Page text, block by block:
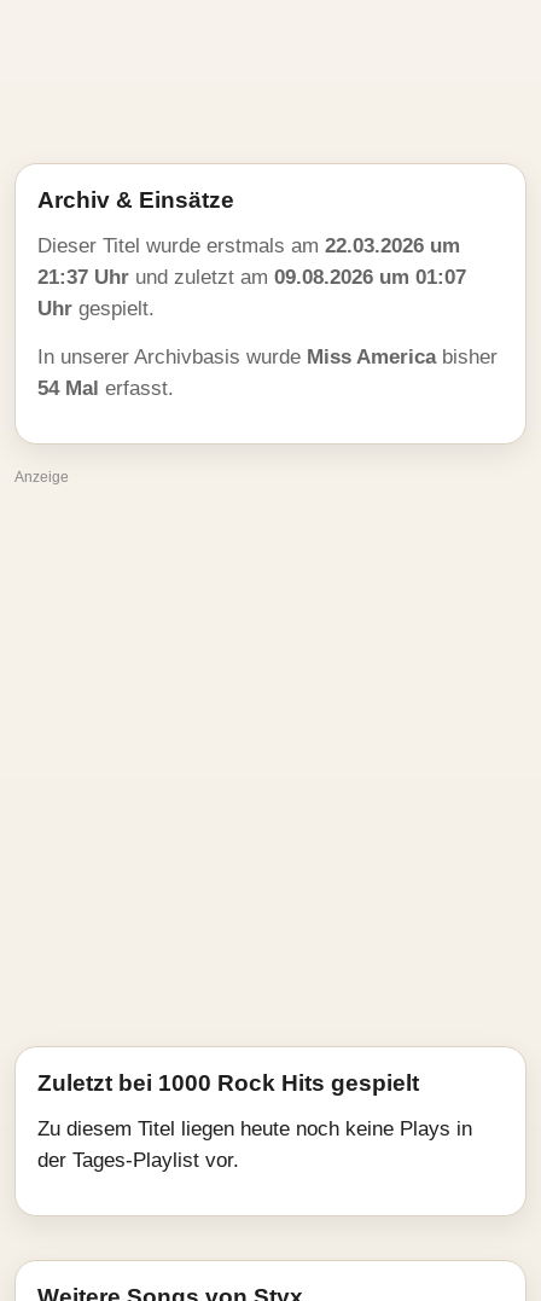
Archiv & Einsätze
Dieser Titel wurde erstmals am 22.03.2026 um
21:37 Uhr und zuletzt am 09.08.2026 um 01:07
Uhr gespielt.
In unserer Archivbasis wurde Miss Americabisher
54 Mal erfasst.
Anzeige
Zuletzt bei 1000 Rock Hits gespielt
Zu diesem Titel liegen heute noch keine Plays in
der Tages-Playlist vor.